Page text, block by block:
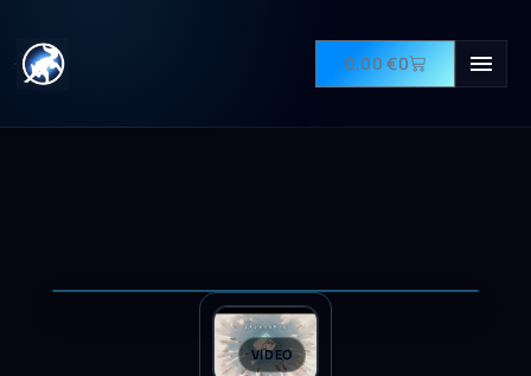
0,00€0
VIDEO